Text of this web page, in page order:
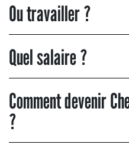
Ou travailler ?
Quel salaire ?
Comment devenir
?